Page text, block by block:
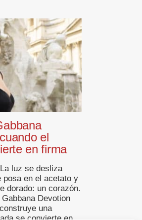
el
en firma
luz se desliza
en el acetato y
dorado: un corazón.
Devotion
una